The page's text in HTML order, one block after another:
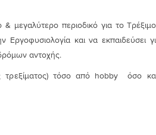
μεγαλύτερο περιοδικό για το Τρέξιμο
και να εκπαιδεύσει
αντοχής.
τρεξίματος) τόσο από hobby όσο